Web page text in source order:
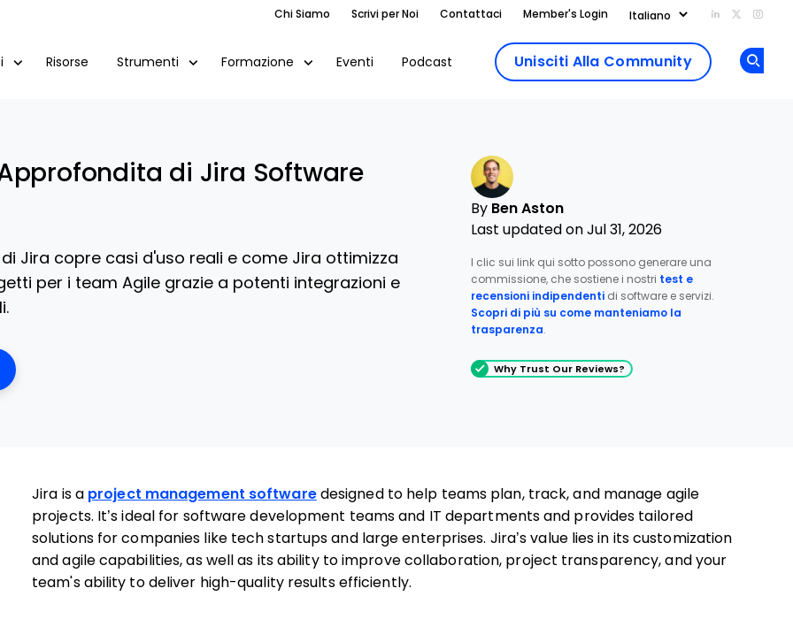
Chi Siamo Scrivi per Noi Contattaci Member's Login Add us on
Follow
Risorse Strumenti Formazione Eventi Podcast Unisciti Alla Community
di Jira Software
Jira copre casi d'uso reali e come Jira ottimizza
per i team Agile grazie a potenti integrazioni e
New Window
By Ben Aston
Last updated on Jul 31, 2026
I clic sui link qui sotto possono generare una
commissione, che sostiene i nostri test e
recensioni indipendenti di software e servizi.
Scopri di più su come manteniamo la
trasparenza.
Why Trust Our Reviews?
Jira is a project management softwaredesigned to help teams plan, track, and manage agile
projects. It’s ideal for software development teams and IT departments and provides tailored
solutions for companies like tech startups and large enterprises. Jira’s value lies in its customization
and agile capabilities, as well as its ability to improve collaboration, project transparency, and your
team's ability to deliver high-quality results efficiently.